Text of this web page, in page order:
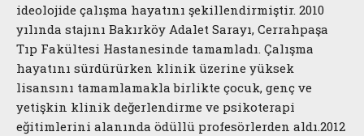
ideolojide çalışma hayatını şekillendirmiştir. 2010
yılında stajını Bakırköy Adalet Sarayı, Cerrahpaşa
Tıp Fakültesi Hastanesinde tamamladı. Çalışma
hayatını sürdürürken klinik üzerine yüksek
lisansını tamamlamakla birlikte çocuk, genç ve
yetişkin klinik değerlendirme ve psikoterapi
eğitimlerini alanında ödüllü profesörlerden aldı.2012